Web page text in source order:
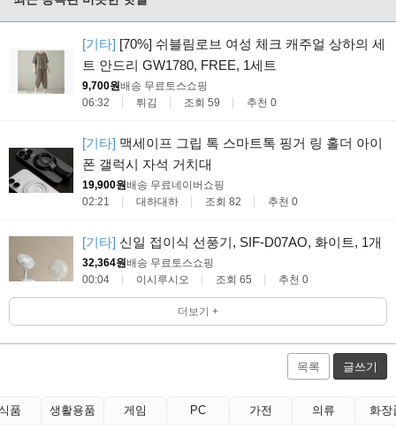
[기타] [70%] 쉬블림로브 여성 체크 캐주얼 상하의 세
트 안드리 GW1780, FREE, 1세트
9,700원배송 무료토스쇼핑
06:32
튀김 조회 59 추천 0
[기타] 맥세이프 그립 톡 스마트톡 핑거 링 홀더 아이
폰 갤럭시 자석 거치대
19,900원배송 무료네이버쇼핑
02:21
대하대하 조회 82 추천 0
[기타] 신일 접이식 선풍기, SIF-D07AO, 화이트, 1개
32,364원배송 무료토스쇼핑
00:04
이시루시오 조회 65 추천 0
더보기 +
목록 글쓰기
품 생활용품 게임 PC 가전 의류 화장